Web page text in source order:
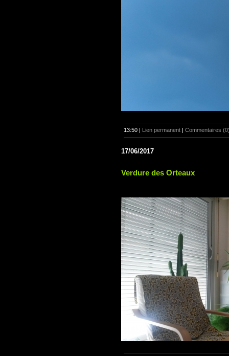
13:50 | Lien permanent | Commentaires
17/06/2017
Verdure des Orteaux